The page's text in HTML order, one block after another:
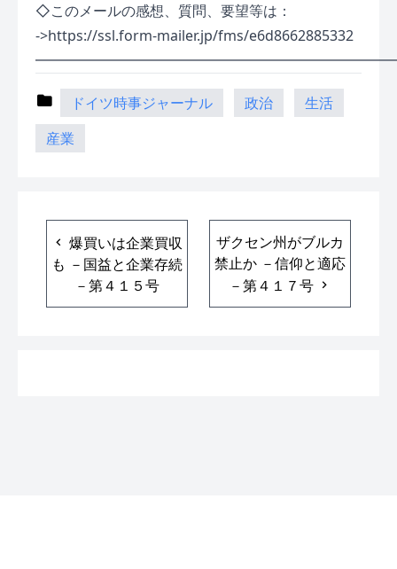
◇このメールの感想、質問、要望等は：
->https://ssl.form-mailer.jp/fms/e6d8662885332
ドイツ時事ジャーナル 政治
生活
産業
爆買いは企業買収
も －国益と企業存続
－第４１５号
ザクセン州がブルカ
禁止か －信仰と適応
－第４１７号